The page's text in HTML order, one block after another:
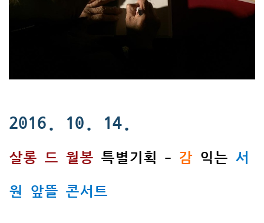
2016. 10. 14.
살롱 드 월봉 특별기획 - 감 익는 서
원 앞뜰 콘서트